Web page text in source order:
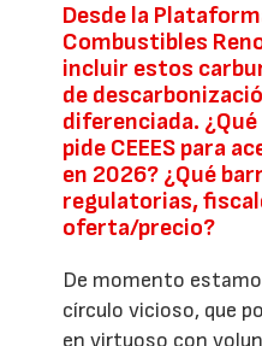
Desde la
Combustibles
incluir estos
de
diferenciada.
pide CEEES para
en 2026? ¿Qué
regulatorias,
oferta/precio?
De momento
círculo vicioso, que
en virtuoso con